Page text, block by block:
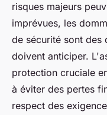
risques majeurs
imprévues, les
de sécurité sont des
doivent anticiper.
protection cruciale
à éviter des pertes
respect des